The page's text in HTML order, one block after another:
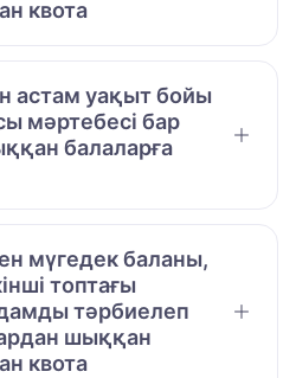
квота
астам уақыт бойы
мәртебесі бар
балаларға
мүгедек баланы,
топтағы
тәрбиелеп
шыққан
квота